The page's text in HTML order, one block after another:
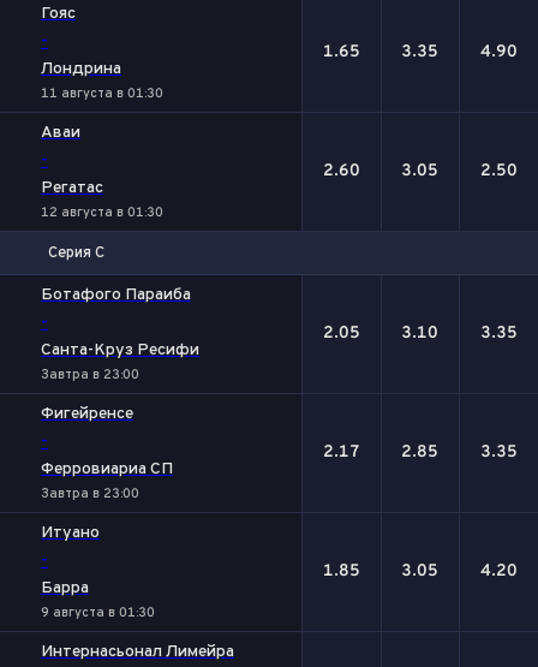
Гояс
-
Лондрина
11 августа в 01:30
1.65 3.35 4.90
Аваи
-
Регатас
12 августа в 01:30
2.60 3.05 2.50
Серия С
Ботафого Параиба
-
Санта-Круз Ресифи
Завтра в 23:00
2.05 3.10 3.35
Фигейренсе
-
Ферровиариа СП
Завтра в 23:00
2.17 2.85 3.35
Итуано
-
Барра
9 августа в 01:30
1.85 3.05 4.20
Интернасьонал Лимейра